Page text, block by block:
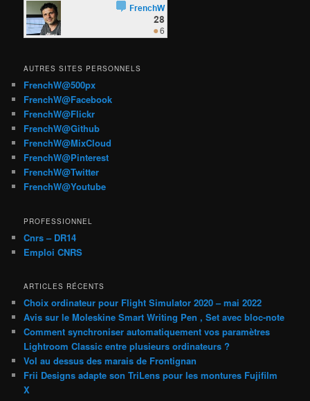
AUTRES SITES PERSONNELS
FrenchW@500px
FrenchW@Facebook
FrenchW@Flickr
FrenchW@Github
FrenchW@MixCloud
FrenchW@Pinterest
FrenchW@Twitter
FrenchW@Youtube
PROFESSIONNEL
Cnrs – DR14
Emploi CNRS
ARTICLES RÉCENTS
Choix ordinateur pour Flight Simulator 2020 – mai 2022
Avis sur le Moleskine Smart Writing Pen , Set avec bloc-note
Comment synchroniser automatiquement vos paramètres
Lightroom Classic entre plusieurs ordinateurs ?
Vol au dessus des marais de Frontignan
Frii Designs adapte son TriLens pour les montures Fujifilm
X